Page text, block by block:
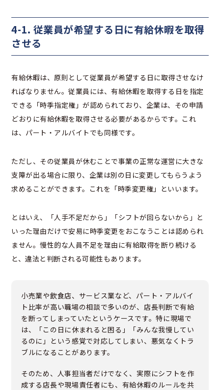
4-1. 従業員が希望する日に有給休暇を取得
させる
有給休暇は、原則として従業員が希望する日に取得させなけ
ればなりません。従業員には、有給休暇を取得する日を指定
できる「時季指定権」が認められており、企業は、その申請
どおりに有給休暇を取得させる必要があるからです。これ
は、パート・アルバイトでも同様です。
ただし、その従業員が休むことで事業の正常な運営に大きな
支障が出る場合に限り、企業は別の日に変更してもらうよう
求めることができます。これを「時季変更権」といいます。
とはいえ、「人手不足だから」「シフトが回らないから」と
いった理由だけで安易に時季変更をおこなうことは認められ
ません。慢性的な人員不足を理由に有給取得を断り続ける
と、違法と判断される可能性もあります。
小売業や飲食店、サービス業など、パート・アルバイ
ト比率が高い職場の相談で多いのが、店長判断で有給
を断ってしまっていたというケースです。特に現場で
は、「この日に休まれると困る」「みんな我慢してい
るのに」という感覚で対応してしまい、悪気なくトラ
ブルになることがあります。
そのため、人事担当者だけでなく、実際にシフトを作
成する店長や現場責任者にも、有給休暇のルールを共